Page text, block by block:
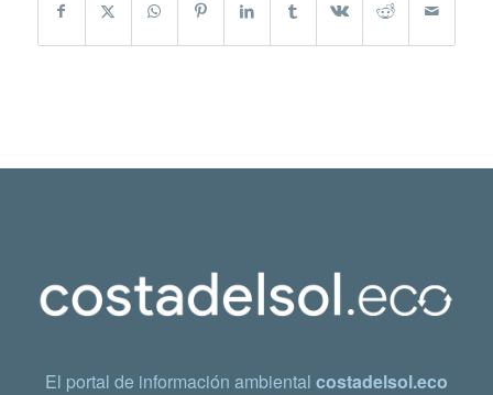
El portal de información ambiental costadelsol.eco